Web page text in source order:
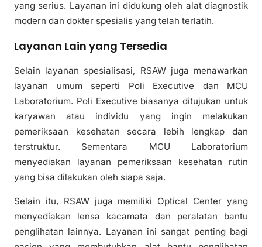
yang serius. Layanan ini didukung oleh alat diagnostik
modern dan dokter spesialis yang telah terlatih.
Layanan Lain yang Tersedia
Selain layanan spesialisasi, RSAW juga menawarkan
layanan umum seperti Poli Executive dan MCU
Laboratorium. Poli Executive biasanya ditujukan untuk
karyawan atau individu yang ingin melakukan
pemeriksaan kesehatan secara lebih lengkap dan
terstruktur. Sementara MCU Laboratorium
menyediakan layanan pemeriksaan kesehatan rutin
yang bisa dilakukan oleh siapa saja.
Selain itu, RSAW juga memiliki Optical Center yang
menyediakan lensa kacamata dan peralatan bantu
penglihatan lainnya. Layanan ini sangat penting bagi